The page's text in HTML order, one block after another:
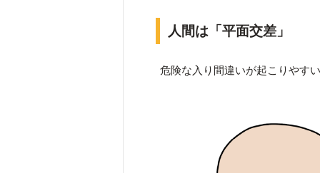
人間は「平面交差」
危険な入り間違いが起こりやす